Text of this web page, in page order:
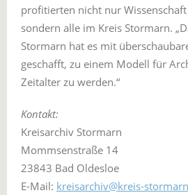
profitierten nicht nur
sondern alle im Kreis Stormarn.
Stormarn hat es mit
geschafft, zu einem Modell für
Zeitalter zu werden.“
Kontakt:
Kreisarchiv Stormarn
Mommsenstraße 14
23843 Bad Oldesloe
E-Mail: kreisarchiv@kreis-